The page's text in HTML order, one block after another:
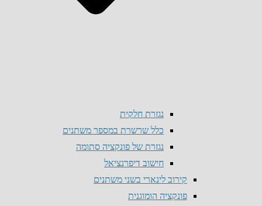
נגזרת חלקית
כלל שרשרת במספר משתנים
נגזרת של פונקציה סתומה
חישוב דיפרנציאל
קירוב לינארי בשני משתנים
פונקציה הומוגנית